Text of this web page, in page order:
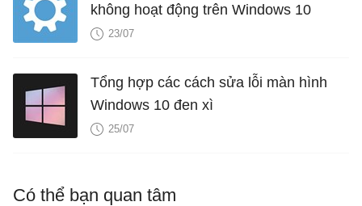
không hoạt động trên Windows 10
23/07
Tổng hợp các cách sửa lỗi màn hình
Windows 10 đen xì
25/07
Có thể bạn quan tâm